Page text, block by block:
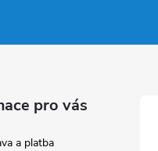
pro vás
a platba